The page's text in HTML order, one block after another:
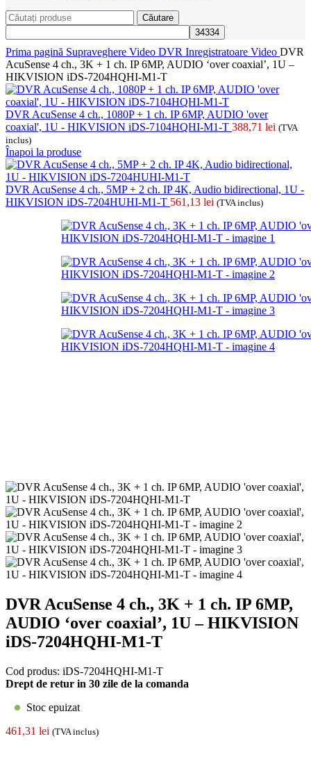
Căutare
Prima pagină Supraveghere Video DVR Inregistratoare Video DVR
AcuSense 4 ch., 3K + 1 ch. IP 6MP, AUDIO ‘over coaxial’, 1U –
HIKVISION iDS-7204HQHI-M1-T
DVR AcuSense 4 ch., 1080P + 1 ch. IP 6MP, AUDIO 'over
coaxial', 1U - HIKVISION iDS-7104HQHI-M1-T 388,71 lei (TVA
inclus)
Înapoi la produse
DVR AcuSense 4 ch., 5MP + 2 ch. IP 4K, Audio bidirectional, 1U -
HIKVISION iDS-7204HUHI-M1-T 561,13 lei (TVA inclus)
DVR AcuSense 4 ch., 3K + 1 ch. IP 6MP,
AUDIO ‘over coaxial’, 1U – HIKVISION
iDS-7204HQHI-M1-T
Cod produs: iDS-7204HQHI-M1-T
Drept de retur in 30 zile de la comanda
Stoc epuizat
461,31 lei (TVA inclus)